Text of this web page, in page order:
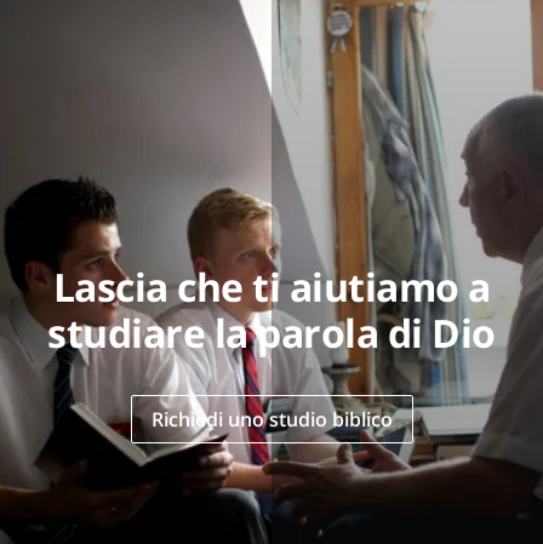
Lascia che ti aiutiamo a
studiare la parola di Dio
Richiedi uno studio biblico